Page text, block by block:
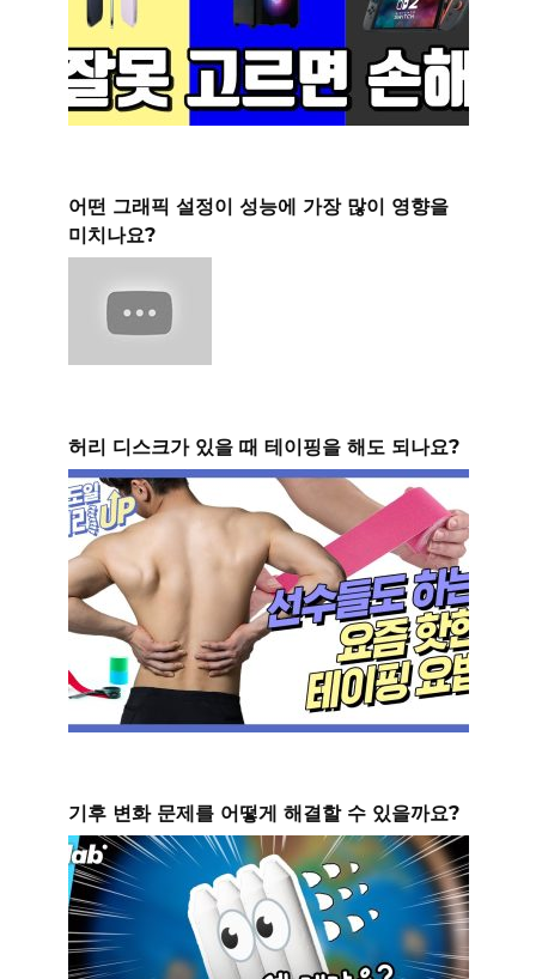
어떤 그래픽 설정이 성능에 가장 많이 영향을
미치나요?
허리 디스크가 있을 때 테이핑을 해도 되나요?
기후 변화 문제를 어떻게 해결할 수 있을까요?